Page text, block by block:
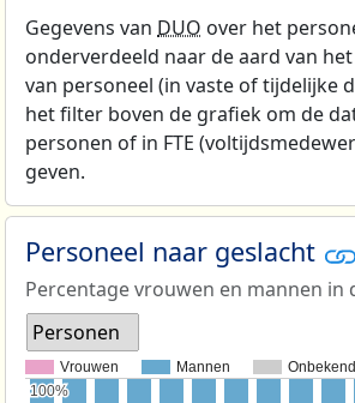
Gegevens van DUO over het
onderverdeeld naar de aard van
van personeel (in vaste of tijdelijke
het filter boven de grafiek om de
personen of in FTE
geven.
Personeel naar geslacht
Percentage vrouwen en mannen in
Personen
Vrouwen Mannen Onbekend
100%
100%